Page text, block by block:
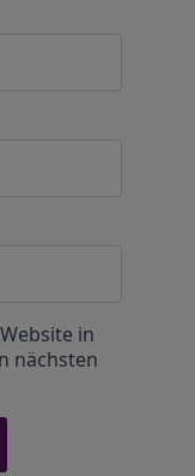
in
nächsten